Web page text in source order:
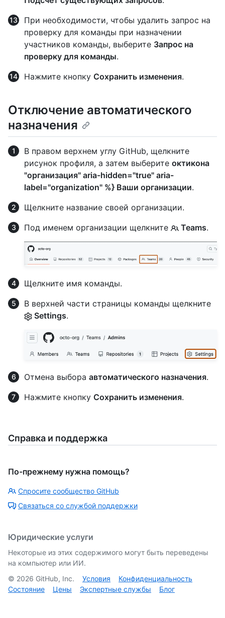
При необходимости, чтобы удалить запрос на
проверку для команды при назначении
участников команды, выберите Запрос на
проверку для команды.
Нажмите кнопку Сохранить изменения.
Отключение автоматического
назначения
В правом верхнем углу GitHub, щелкните
рисунок профиля, а затем выберите октикона
"организация" aria-hidden="true" aria-
label="organization" %} Ваши организации.
Щелкните название своей организации.
Под именем организации щелкните
Teams.
Щелкните имя команды.
В верхней части страницы команды щелкните
Settings.
Отмена выбора автоматического назначения.
Нажмите кнопку Сохранить изменения.
Справка и поддержка
По-прежнему нужна помощь?
Спросите сообщество GitHub
Связаться со службой поддержки
Юридические услуги
Некоторые из этих содержимого могут быть переведены
на компьютер или ИИ.
© 2026 GitHub, Inc. Условия
Конфиденциальность
Состояние
Цены Экспертные службы Блог